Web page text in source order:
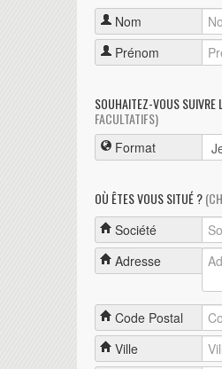
Nom
Prénom
SOUHAITEZ-VOUS SUIVRE
FACULTATIFS)
Format
OÙ ÊTES VOUS SITUÉ ?
Société
Adresse
Code Postal
Ville